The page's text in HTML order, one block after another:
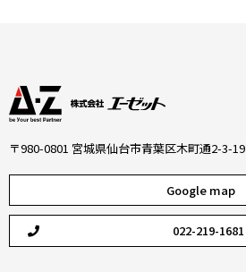
〒980-0801 宮城県仙台市青葉区木町通2-3-19
Google map
022-219-1681